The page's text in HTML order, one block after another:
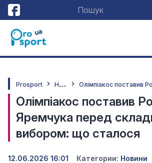
Prosport Н
овини
Олімпіакос поставив
Яремчука перед
вибором: що сталося
12.06.2026 16:01 Категории: Новини